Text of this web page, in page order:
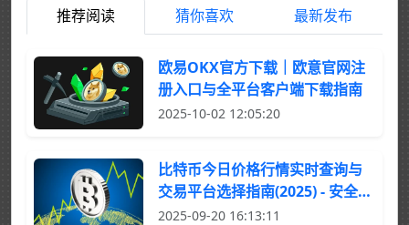
推荐阅读 猜你喜欢 最新发布
欧易OKX官方下载｜欧意官网注
册入口与全平台客户端下载指南
2025-10-02 12:05:20
比特币今日价格行情实时查询与
交易平台选择指南(2025) - 安全投
资全攻略
2025-09-20 16:13:11